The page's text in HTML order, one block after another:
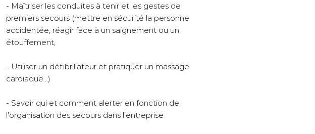
​- Maîtriser les conduites à tenir et les gestes de
premiers secours (mettre en sécurité la personne
accidentée, réagir face à un saignement ou un
étouffement,
- Utiliser un défibrillateur et pratiquer un massage
cardiaque…)
- Savoir qui et comment alerter en fonction de
l’organisation des secours dans l’entreprise